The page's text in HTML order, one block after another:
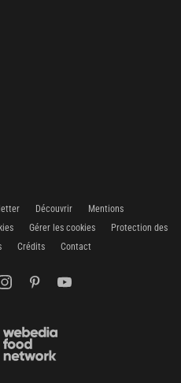
Découvrir
Mentions
Gérer les cookies
Protection des
Crédits Contact